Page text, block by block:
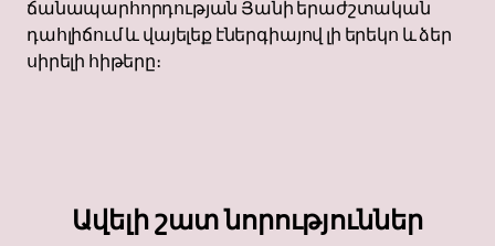
ճանապարհորդության Յանի երաժշտական ​​
դահլիճում և վայելեք էներգիայով լի երեկո և ձեր
սիրելի հիթերը։
Ավելի շատ նորություններ